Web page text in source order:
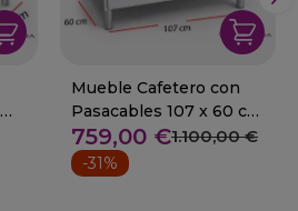
Mueble Cafetero con
Pasacables 107 x 60 cm
06-074602
759,00 €1.100,00 €
-31%